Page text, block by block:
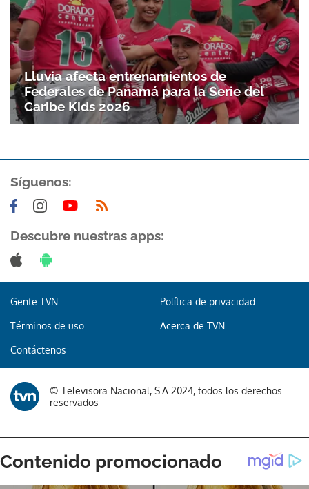
ACEPTAR
Lluvia afecta entrenamientos de
Federales de Panamá para la Serie del
Caribe Kids 2026
Síguenos:
Descubre nuestras apps:
Gente TVN Política de privacidad
Términos de uso Acerca de TVN
Contáctenos
© Televisora Nacional, S.A 2024, todos los derechos
reservados